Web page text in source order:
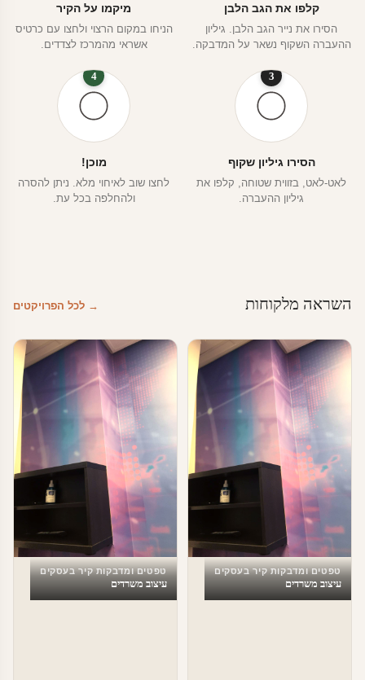
קלפו את הגב הלבן
הסירו את נייר הגב הלבן. גיליון
ההעברה השקוף נשאר על המדבקה.
מיקמו על הקיר
הניחו במקום הרצוי ולחצו עם כרטיס
אשראי מהמרכז לצדדים.
3
הסירו גיליון שקוף
לאט-לאט, בזווית שטוחה, קלפו את
גיליון ההעברה.
4
מוכן!
לחצו שוב לאיחוי מלא. ניתן להסרה
ולהחלפה בכל עת.
השראה מלקוחות → לכל הפרויקטים
טפטים ומדבקות קיר בעסקים
עיצוב משרדים
טפטים ומדבקות קיר בעסקים
עיצוב משרדים